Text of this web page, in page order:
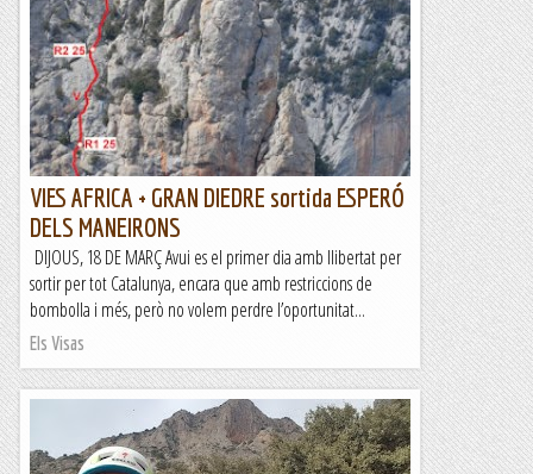
L'Esperó del Místic és una via d'aquelles que no li pot faltar a
cap Montserratí; un itinerari lògic, amb una roca excepcional
i un bon equipament fa que resulti una...
Manel&Ita
VIES AFRICA + GRAN DIEDRE sortida ESPERÓ
DELS MANEIRONS
DIJOUS, 18 DE MARÇ Avui es el primer dia amb llibertat per
sortir per tot Catalunya, encara que amb restriccions de
bombolla i més, però no volem perdre l’oportunitat...
Els Visas